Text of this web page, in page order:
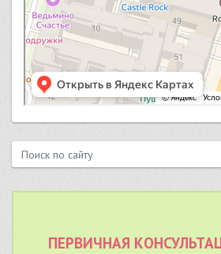
ПЕРВИЧНАЯ